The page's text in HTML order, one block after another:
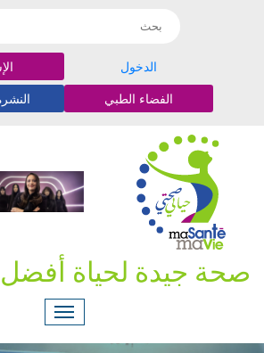
الدخول
الفضاء الطبي
صحة جيدة لحياة أفضل